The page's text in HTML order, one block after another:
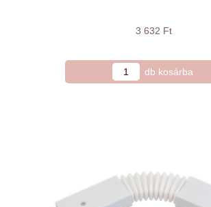
3 632 Ft